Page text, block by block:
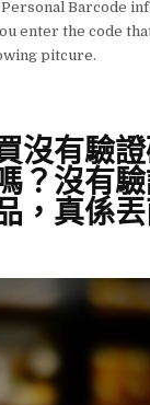
Barcode
enter the code
pitcure.
沒有驗
？沒有
，真係